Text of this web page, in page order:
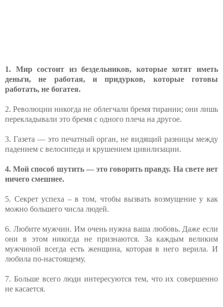
1. Мир состоит из бездельников, которые хотят иметь
деньги, не работая, и придурков, которые готовы
работать, не богатея.
2. Революции никогда не облегчали бремя тирании; они лишь
перекладывали это бремя с одного плеча на другое.
3. Газета — это печатный орган, не видящий разницы между
падением с велосипеда и крушением цивилизации.
4. Мой способ шутить — это говорить правду. На свете нет
ничего смешнее.
5. Секрет успеха – в том, чтобы вызвать возмущение у как
можно большего числа людей.
6. Любите мужчин. Им очень нужна ваша любовь. Даже если
они в этом никогда не признаются. За каждым великим
мужчиной всегда есть женщина, которая в него верила. И
любила по-настоящему.
7. Больше всего люди интересуются тем, что их совершенно
не касается.